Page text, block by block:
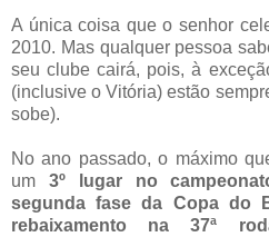
A única coisa que o senhor
2010. Mas qualquer pessoa
seu clube cairá, pois, à
(inclusive o Vitória) estão
sobe).
No ano passado, o máximo
um 3º lugar no
segunda fase da Copa do
rebaixamento na 37ª